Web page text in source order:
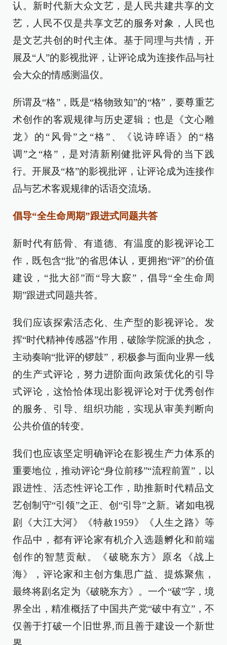
认。新时代新大众文艺，是人民共建共享的文
艺，人民不仅是共享文艺的服务对象，人民也
是文艺共创的时代主体。基于同理与共情，开
展及“人”的影视批评，让评论成为连接作品与社
会大众的情感测温仪。
所谓及“格”，既是“格物致知”的“格”，要尊重艺
术创作的客观规律与历史逻辑；也是《文心雕
龙》的“风骨”之“格”、《说诗晬语》的“格
调”之“格”，是对清新刚健批评风骨的当下践
行。开展及“格”的影视批评，让评论成为连接作
品与艺术客观规律的话语交流场。
倡导“全生命周期”跟进式同题共答
新时代有筋骨、有道德、有温度的影视评论工
作，既包含“批”的省思体认，更拥抱“评”的价值
建设，“批大郤”而“导大窾”，倡导“全生命周
期”跟进式同题共答。
我们应该探索活态化、生产型的影视评论。发
挥“时代精神传感器”作用，破除学院派的执念，
主动奏响“批评的锣鼓”，积极参与面向业界一线
的生产式评论，努力进阶面向政策优化的引导
式评论，这恰恰体现出影视评论对于优秀创作
的服务、引导、组织功能，实现从审美判断向
公共价值的转变。
我们也应该坚定明确评论在影视生产力体系的
重要地位，推动评论“身位前移”“流程前置”，以
跟进性、活态性评论工作，助推新时代精品文
艺创制守“引领”之正、创“引导”之新。诸如电视
剧《大江大河》《特赦1959》《人生之路》等
作品中，都有评论家有机介入选题孵化和前端
创作的智慧贡献。《破晓东方》原名《战上
海》，评论家和主创方集思广益、提炼聚焦，
最终将剧名定为《破晓东方》。一个“破”字，境
界全出，精准概括了中国共产党“破中有立”，不
仅善于打破一个旧世界,而且善于建设一个新世